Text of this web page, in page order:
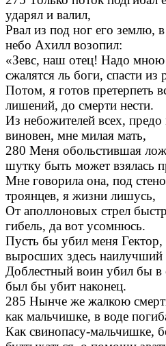
ударял и валил,
Рвал из под ног его землю,
небо Ахилл возопил:
«Зевс, наш отец! Надо мною
сжалятся ль боги, спасти из
Потом, я готов претерпеть
лишений, до смерти нести.
Из небожителей всех,
виновен, мне милая мать,
280 Меня обольстившая
шутку быть может взялась
Мне говорила она, под
троянцев, я жизни лишусь,
От аполлоновых стрел
гибель, да вот усомнюсь.
Пусть бы убил меня Гектор,
выросших здесь наилучший
Доблестный воин убил бы в
был бы убит наконец.
285 Нынче же жалкою
как мальчишке, в воде
Как свинопасу-мальчишке,